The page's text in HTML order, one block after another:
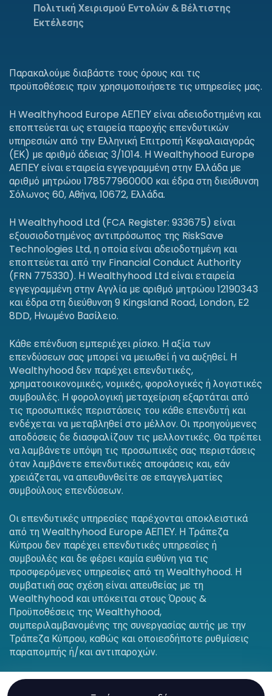
Πολιτική Χειρισμού Εντολών & Βέλτιστης
Εκτέλεσης
Παρακαλούμε διαβάστε τους όρους και τις
προϋποθέσεις πριν χρησιμοποιήσετε τις υπηρεσίες μας.
Η Wealthyhood Europe ΑΕΠΕΥ είναι αδειοδοτημένη και
εποπτεύεται ως εταιρεία παροχής επενδυτικών
υπηρεσιών από την Ελληνική Επιτροπή Κεφαλαιαγοράς
(ΕΚ) με αριθμό άδειας 3/1014. Η Wealthyhood Europe
ΑΕΠΕΥ είναι εταιρεία εγγεγραμμένη στην Ελλάδα με
αριθμό μητρώου 178577960000 και έδρα στη διεύθυνση
Σόλωνος 60, Αθήνα, 10672, Ελλάδα.
Η Wealthyhood Ltd (FCA Register: 933675) είναι
εξουσιοδοτημένος αντιπρόσωπος της RiskSave
Technologies Ltd, η οποία είναι αδειοδοτημένη και
εποπτεύεται από την Financial Conduct Authority
(FRN 775330). Η Wealthyhood Ltd είναι εταιρεία
εγγεγραμμένη στην Αγγλία με αριθμό μητρώου 12190343
και έδρα στη διεύθυνση 9 Kingsland Road, London, E2
8DD, Ηνωμένο Βασίλειο.
Κάθε επένδυση εμπεριέχει ρίσκο. Η αξία των
επενδύσεων σας μπορεί να μειωθεί ή να αυξηθεί. Η
Wealthyhood δεν παρέχει επενδυτικές,
χρηματοοικονομικές, νομικές, φορολογικές ή λογιστικές
συμβουλές. Η φορολογική μεταχείριση εξαρτάται από
τις προσωπικές περιστάσεις του κάθε επενδυτή και
ενδέχεται να μεταβληθεί στο μέλλον. Οι προηγούμενες
αποδόσεις δε διασφαλίζουν τις μελλοντικές. Θα πρέπει
να λαμβάνετε υπόψη τις προσωπικές σας περιστάσεις
όταν λαμβάνετε επενδυτικές αποφάσεις και, εάν
χρειάζεται, να απευθυνθείτε σε επαγγελματίες
συμβούλους επενδύσεων.
Οι επενδυτικές υπηρεσίες παρέχονται αποκλειστικά
από τη Wealthyhood Europe ΑΕΠΕΥ. Η Τράπεζα
Κύπρου δεν παρέχει επενδυτικές υπηρεσίες ή
συμβουλές και δε φέρει καμία ευθύνη για τις
προσφερόμενες υπηρεσίες από τη Wealthyhood. Η
συμβατική σας σχέση είναι απευθείας με τη
Wealthyhood και υπόκειται στους Όρους &
Προϋποθέσεις της Wealthyhood,
συμπεριλαμβανομένης της συνεργασίας αυτής με την
Τράπεζα Κύπρου, καθώς και οποιεσδήποτε ρυθμίσεις
παραπομπής ή/και αντιπαροχών.